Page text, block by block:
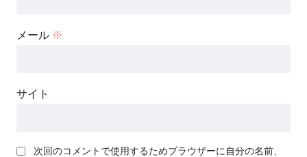
メール ※
サイト
次回のコメントで使用するためブラウザーに自分の名前、